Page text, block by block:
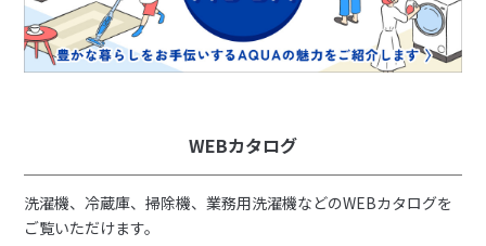
WEBカタログ
洗濯機、冷蔵庫、掃除機、業務用洗濯機などのWEBカタログを
ご覧いただけます。